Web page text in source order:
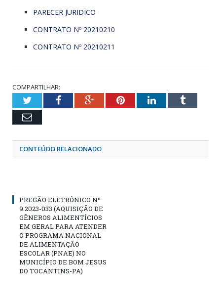
PARECER JURIDICO
CONTRATO Nº 20210210
CONTRATO Nº 20210211
COMPARTILHAR:
TwitterFacebookGoogle+PinterestLinkedInTumblr
Email
CONTEÚDO RELACIONADO
PREGÃO ELETRÔNICO Nº
9.2023-033 (AQUISIÇÃO DE
GÊNEROS ALIMENTÍCIOS
EM GERAL PARA ATENDER
O PROGRAMA NACIONAL
DE ALIMENTAÇÃO
ESCOLAR (PNAE) NO
MUNICÍPIO DE BOM JESUS
DO TOCANTINS-PA)